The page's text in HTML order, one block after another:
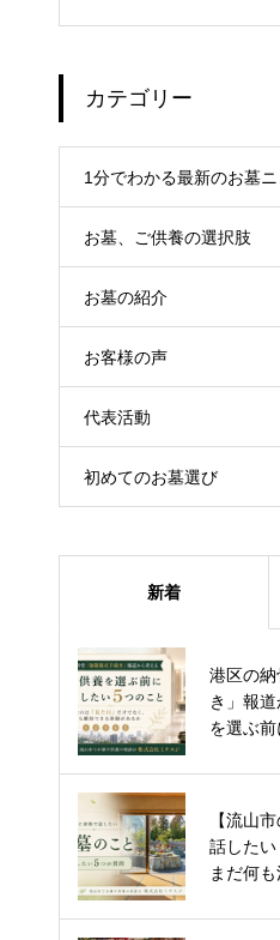
カテゴリー
1分でわかる最新のお墓ニ
お墓、ご供養の選択肢
お墓の紹介
お客様の声
代表活動
初めてのお墓選び
新着
港区の
き」報
を選ぶ
【流山
話したい
まだ何
流山市の
ら約半
の歩み
流山市
いたK様
華を選